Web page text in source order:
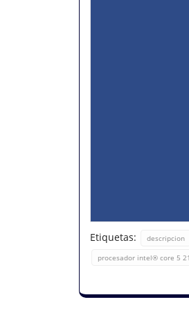
Etiquetas: descripcion
procesador intel® core 5